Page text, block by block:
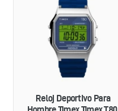
HOMBRE
TIMEX
TIMEX
T80
TW2V41200
AZUL
Reloj Deportivo Para